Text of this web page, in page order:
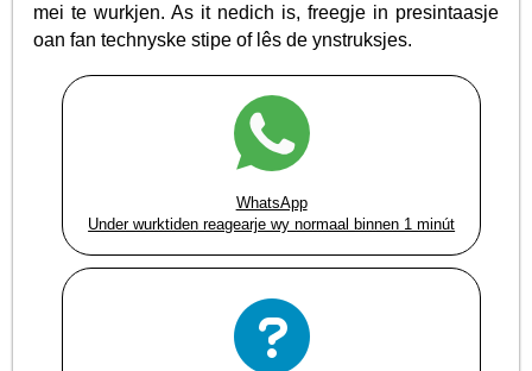
mei te wurkjen. As it nedich is, freegje in presintaasje
oan fan technyske stipe of lês de ynstruksjes.
WhatsApp
Under wurktiden reagearje wy normaal binnen 1 minút